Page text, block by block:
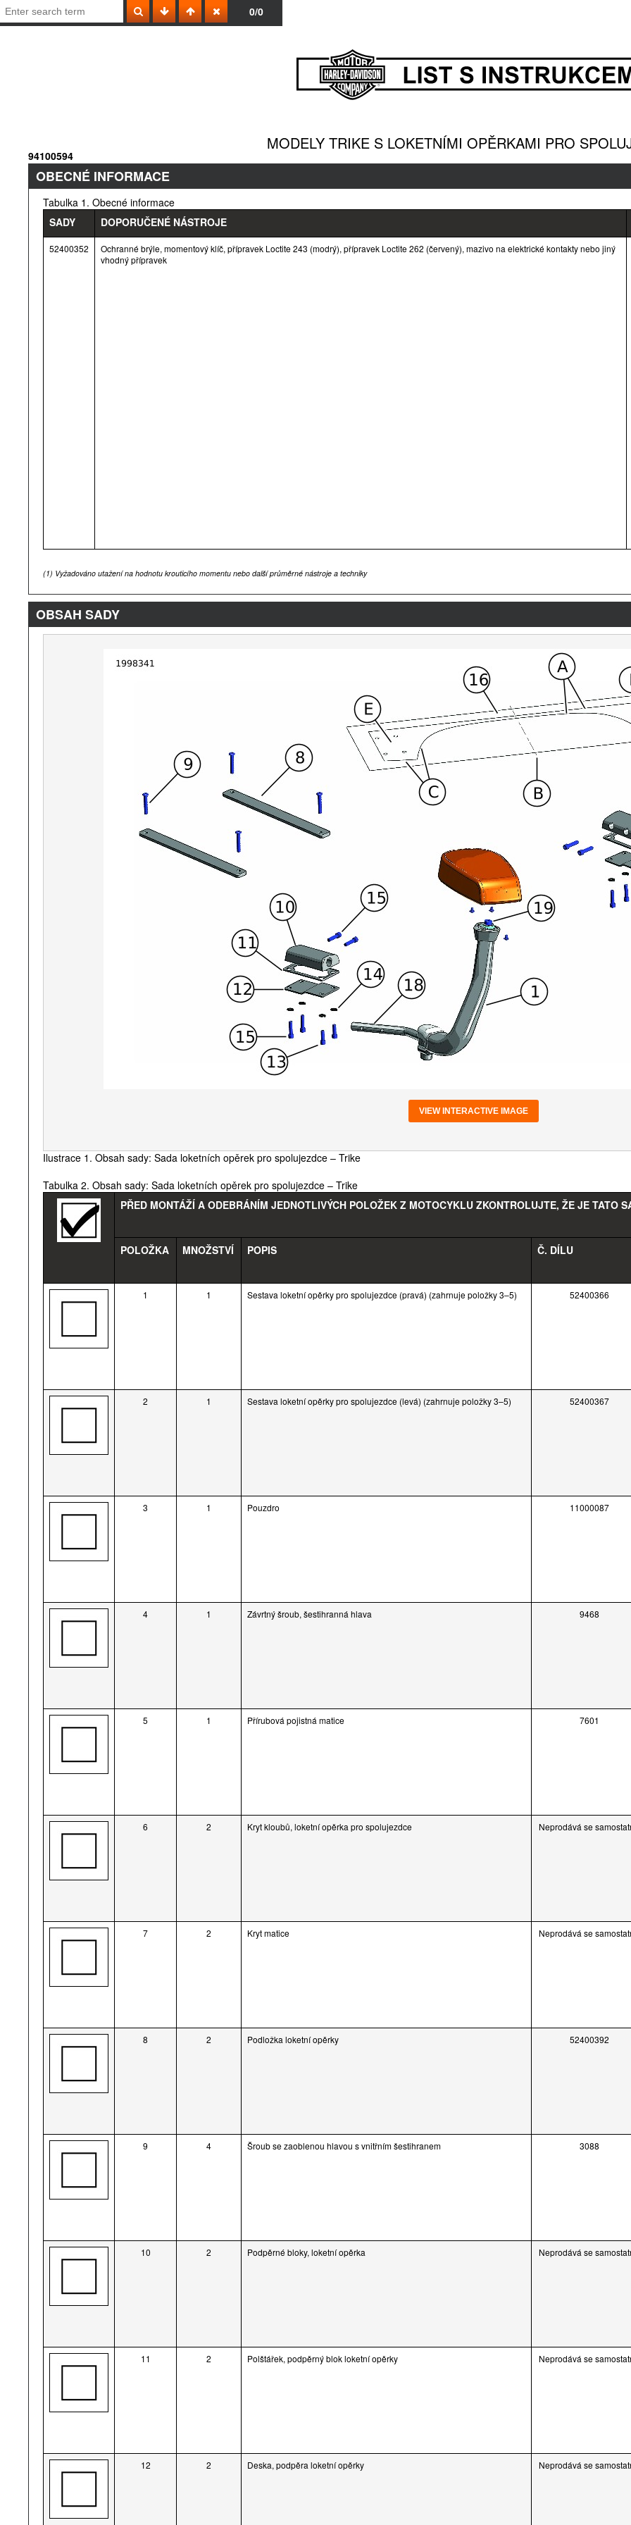
0/0
MODELY TRIKE S LOKETNÍMI OPĚRKAMI PRO
94100594
OBECNÉ INFORMACE
Tabulka 1. Obecné informace
SADY
DOPORUČENÉ NÁSTROJE
52400352
Ochranné brýle, momentový klíč, přípravek Loctite 243 (modrý), přípravek Loctite 262 (červený), mazivo na elektrické kontakty nebo jiný
vhodný přípravek
(1) Vyžadováno utažení na hodnotu krouticího momentu nebo další průměrné nástroje a techniky
OBSAH SADY
VIEW INTERACTIVE IMAGE
Ilustrace 1. Obsah sady: Sada loketních opěrek pro spolujezdce – Trike
Tabulka 2. Obsah sady: Sada loketních opěrek pro spolujezdce – Trike
PŘED MONTÁŽÍ A ODEBRÁNÍM JEDNOTLIVÝCH POLOŽEK Z MOTOCYKLU ZKONTROLUJTE, ŽE JE TATO
POLOŽKA MNOŽSTVÍ POPIS Č. DÍLU
1 1 Sestava loketní opěrky pro spolujezdce (pravá) (zahrnuje položky 3–5) 52400366
2 1 Sestava loketní opěrky pro spolujezdce (levá) (zahrnuje položky 3–5) 52400367
3 1 Pouzdro 11000087
4 1 Závrtný šroub, šestihranná hlava 9468
5 1 Přírubová pojistná matice 7601
6 2 Kryt kloubů, loketní opěrka pro spolujezdce Neprodává se
7 2 Kryt matice Neprodává se
8 2 Podložka loketní opěrky 52400392
9 4 Šroub se zaoblenou hlavou s vnitřním šestihranem 3088
10 2 Podpěrné bloky, loketní opěrka Neprodává se
11 2 Polštářek, podpěrný blok loketní opěrky Neprodává se
12 2 Deska, podpěra loketní opěrky Neprodává se